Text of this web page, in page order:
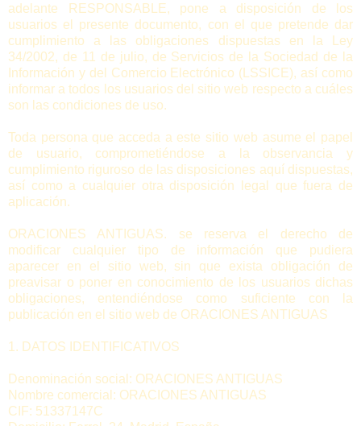
adelante RESPONSABLE, pone a disposición de los
usuarios el presente documento, con el que pretende dar
cumplimiento a las obligaciones dispuestas en la Ley
34/2002, de 11 de julio, de Servicios de la Sociedad de la
Información y del Comercio Electrónico (LSSICE), así como
informar a todos los usuarios del sitio web respecto a cuáles
son las condiciones de uso.
Toda persona que acceda a este sitio web asume el papel
de usuario, comprometiéndose a la observancia y
cumplimiento riguroso de las disposiciones aquí dispuestas,
así como a cualquier otra disposición legal que fuera de
aplicación.
ORACIONES ANTIGUAS. se reserva el derecho de
modificar cualquier tipo de información que pudiera
aparecer en el sitio web, sin que exista obligación de
preavisar o poner en conocimiento de los usuarios dichas
obligaciones, entendiéndose como suficiente con la
publicación en el sitio web de ORACIONES ANTIGUAS
1. DATOS IDENTIFICATIVOS
Denominación social: ORACIONES ANTIGUAS
Nombre comercial: ORACIONES ANTIGUAS
CIF: 51337147C